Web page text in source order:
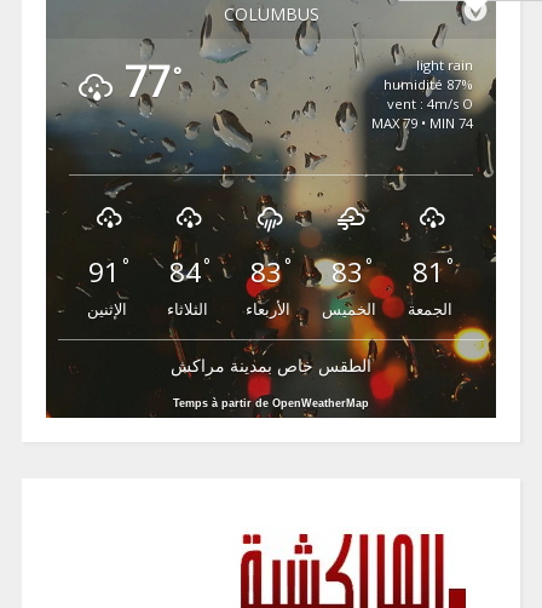
COLUMBUS
77°
light rain
87% humidité
vent : 4m/s O
MAX 79 • MIN 74
91 °
الإثنين
84°
الثلاثاء
83°
الأربعاء
83°
الخميس
81°
الجمعة
الطقس خاص بمدينة مراكش
Temps à partir de OpenWeatherMap